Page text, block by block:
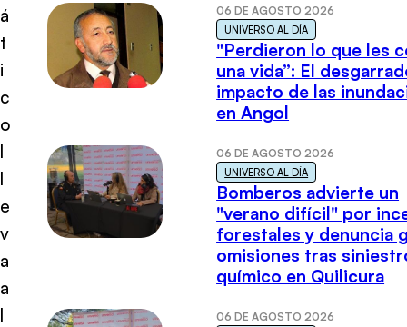
á
t
i
c
o
l
l
e
v
a
a
l
06 DE AGOSTO 2026
UNIVERSO AL DÍA
"Perdieron lo que les
una vida”: El
impacto de las
en Angol
06 DE AGOSTO 2026
UNIVERSO AL DÍA
Bomberos advierte un
"verano difícil" por
forestales y denuncia
omisiones tras
químico en Quilicura
06 DE AGOSTO 2026